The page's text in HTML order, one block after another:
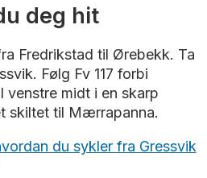
deg hit
Fredrikstad til Ørebekk. Ta
Følg Fv 117 forbi
venstre midt i en skarp
skiltet til Mærrapanna.
du sykler fra Gressvik